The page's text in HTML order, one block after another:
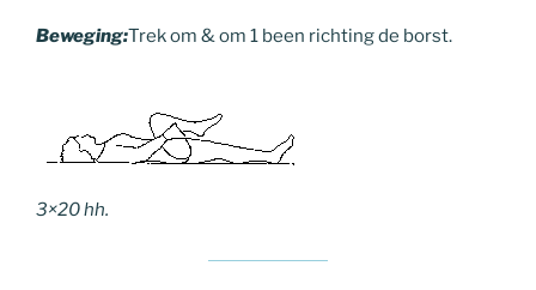
Beweging:Trek om & om 1 been richting de borst.
3×20 hh.